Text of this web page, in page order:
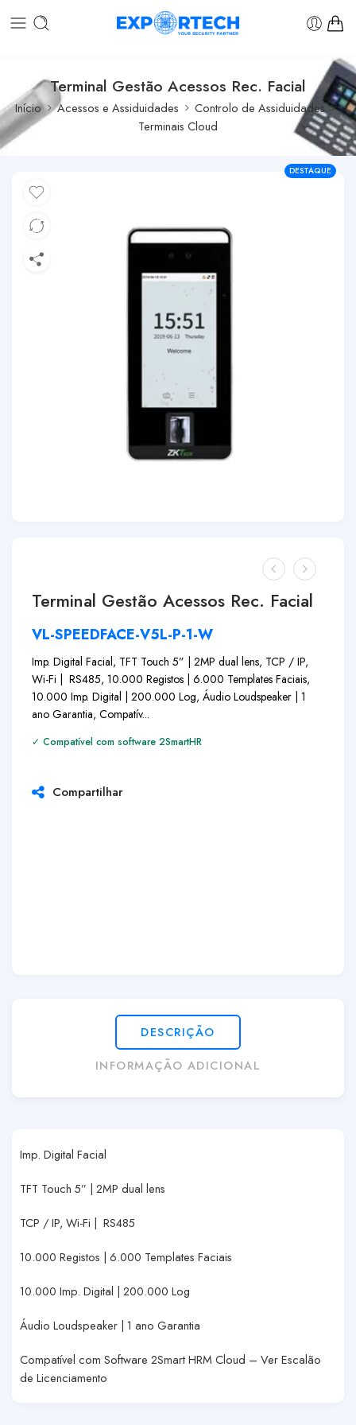
Terminal Gestão Acessos Rec. Facial
Início Acessos e Assiduidades
Controlo de Assiduidades
Terminais Cloud
DESTAQUE
Terminal Gestão Acessos Rec. Facial
VL-SPEEDFACE-V5L-P-1-W
Imp. Digital Facial, TFT Touch 5” | 2MP dual lens, TCP / IP,
Wi-Fi | RS485, 10.000 Registos | 6.000 Templates Faciais,
10.000 Imp. Digital | 200.000 Log, Áudio Loudspeaker | 1
ano Garantia, Compatív...
✓ Compatível com software 2SmartHR
Compartilhar
DESCRIÇÃO
INFORMAÇÃO ADICIONAL
Imp. Digital Facial
TFT Touch 5” | 2MP dual lens
TCP / IP, Wi-Fi | RS485
10.000 Registos | 6.000 Templates Faciais
10.000 Imp. Digital | 200.000 Log
Áudio Loudspeaker | 1 ano Garantia
Compatível com Software 2Smart HRM Cloud – Ver Escalão
de Licenciamento